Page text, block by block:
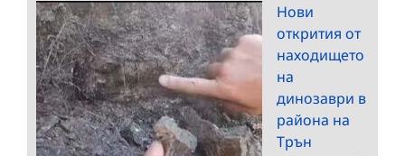
Нови
открития от
находището
на
динозаври в
района на
Трън